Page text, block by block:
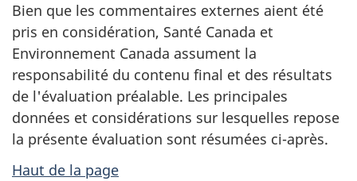
Bien que les commentaires externes aient été
pris en considération, Santé Canada et
Environnement Canada assument la
responsabilité du contenu final et des résultats
de l'évaluation préalable. Les principales
données et considérations sur lesquelles repose
la présente évaluation sont résumées ci-après.
Haut de la page